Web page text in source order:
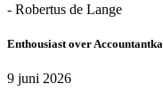
- Robertus de Lange
Enthousiast over
9 juni 2026